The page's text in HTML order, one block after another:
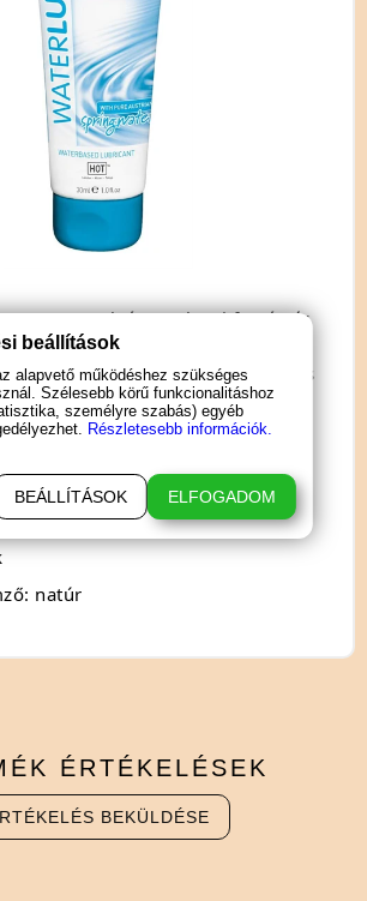
anyagok és az alpesi forrásvíz
síkosítót egyedülállóvá.
használható hosszabb időn át és
nyersanyagok révén
bőrbarát.
valamint higiénikus
használata esetén.
natúr
ÉRTÉKELÉSEK
BEKÜLDÉSE
beállítások
alapvető működéshez szükséges
Szélesebb körű funkcionalitáshoz
személyre szabás) egyéb
Részletesebb információk.
BEÁLLÍTÁSOK ELFOGADOM